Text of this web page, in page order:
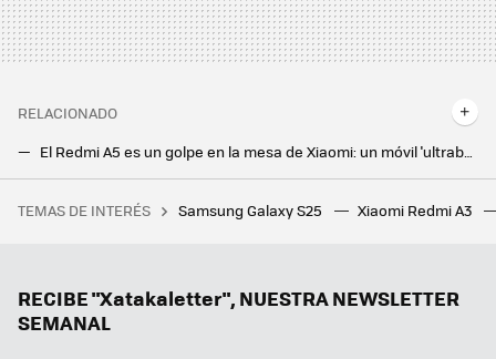
RELACIONADO
El Redmi A5 es un golpe en la mesa de Xiaomi: un móvil 'ultrabarato' que sorprende por su precio de escándalo
Honor Magic7 Lite: el nuevo gama media de Honor tiene una brutal batería de 6.600 mAh y es resistente a caídas y temperaturas extremas
Se quería montar su primer PC gaming, y cometió uno de los errores más elementales a la hora de planear el diseño de su equipo
TEMAS DE INTERÉS Samsung Galaxy S25 Xiaomi Redmi A3
RECIBE "Xatakaletter", NUESTRA NEWSLETTER
SEMANAL